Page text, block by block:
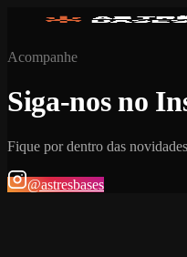
Acompanhe
Siga-nos no
Fique por dentro das
@astresbases